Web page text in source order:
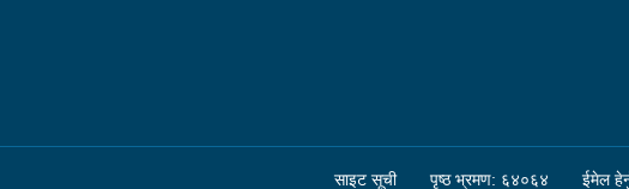
साइट सूची पृष्ठ भ्रमण: ६४०६४ ईमेल